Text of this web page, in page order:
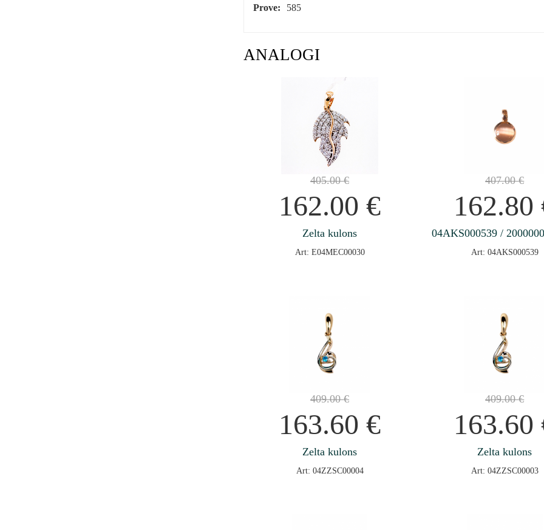
Prove: 585
ANALOGI
405.00€
162.00€
Zelta kulons
Art: E04MEC00030
407.00€
162.80
04AKS000539 /
Art: 04AKS000539
409.00€
163.60€
Zelta kulons
Art: 04ZZSC00004
409.00€
163.60
Zelta kulons
Art: 04ZZSC00003